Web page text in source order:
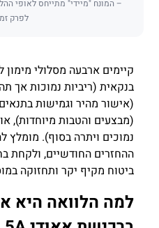
– המונח "מיידי" מתייחס לאופי
לפרק
בנקאית (ריביות נמוכות אך
(אישור מהיר וגמישות
(מבצעים והטבות מיוחדות),
נמוכים ויתרה בסוף).
ההחזרים החודשיים, ולקחת
ביטוח מקיף יקר ותחזוקה
למה הלוואה היא